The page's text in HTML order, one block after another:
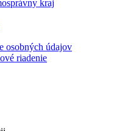
kraj
osobných údajov
riadenie